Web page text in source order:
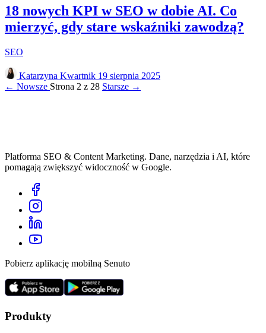
18 nowych KPI w SEO w dobie AI. Co
mierzyć, gdy stare wskaźniki zawodzą?
SEO
Katarzyna Kwartnik 19 sierpnia 2025
← Nowsze Strona 2 z 28 Starsze →
Platforma SEO & Content Marketing. Dane, narzędzia i AI, które
pomagają zwiększyć widoczność w Google.
Pobierz aplikację mobilną Senuto
Produkty